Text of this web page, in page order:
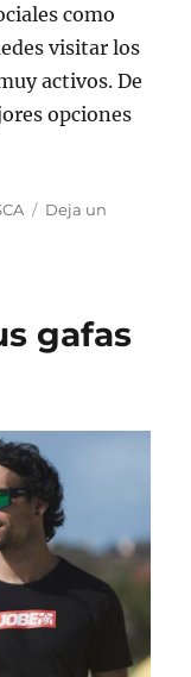
como
visitar los
activos. De
opciones
Deja un
gafas